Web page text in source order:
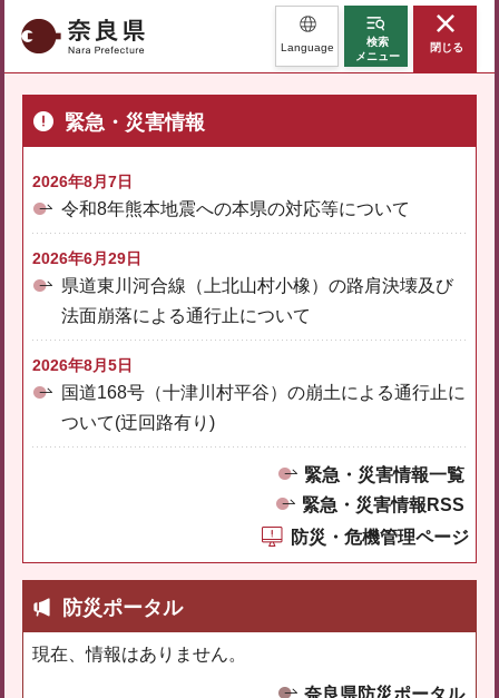
奈良県 Language
検索
メニュー
閉じる
緊急・災害情報
2026年8月7日
令和8年熊本地震への本県の対応等について
2026年6月29日
県道東川河合線（上北山村小橡）の路肩決壊及び
法面崩落による通行止について
2026年8月5日
国道168号（十津川村平谷）の崩土による通行止に
ついて(迂回路有り)
緊急・災害情報一覧
緊急・災害情報RSS
防災・危機管理ページ
防災ポータル
現在、情報はありません。
奈良県防災ポータル